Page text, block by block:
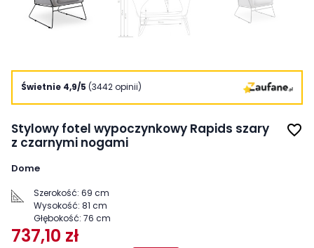
Świetnie 4,9/5 (3442 opinii)
Stylowy fotel wypoczynkowy Rapids szary
z czarnymi nogami
favorite_border
Dome
Szerokość: 69 cm
Wysokość: 81 cm
Głębokość: 76 cm
737,10 zł